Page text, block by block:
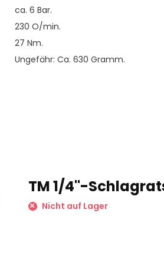
ca. 6 Bar.
230 O/min.
27 Nm.
Ungefähr: Ca. 630 Gramm.
TM 1/4"-
Nicht auf Lager